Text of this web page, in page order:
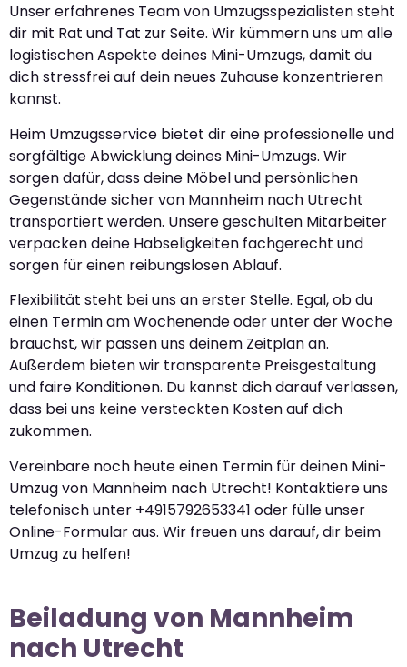
Unser erfahrenes Team von Umzugsspezialisten steht
dir mit Rat und Tat zur Seite. Wir kümmern uns um alle
logistischen Aspekte deines Mini-Umzugs, damit du
dich stressfrei auf dein neues Zuhause konzentrieren
kannst.
Heim Umzugsservice bietet dir eine professionelle und
sorgfältige Abwicklung deines Mini-Umzugs. Wir
sorgen dafür, dass deine Möbel und persönlichen
Gegenstände sicher von Mannheim nach Utrecht
transportiert werden. Unsere geschulten Mitarbeiter
verpacken deine Habseligkeiten fachgerecht und
sorgen für einen reibungslosen Ablauf.
Flexibilität steht bei uns an erster Stelle. Egal, ob du
einen Termin am Wochenende oder unter der Woche
brauchst, wir passen uns deinem Zeitplan an.
Außerdem bieten wir transparente Preisgestaltung
und faire Konditionen. Du kannst dich darauf verlassen,
dass bei uns keine versteckten Kosten auf dich
zukommen.
Vereinbare noch heute einen Termin für deinen Mini-
Umzug von Mannheim nach Utrecht! Kontaktiere uns
telefonisch unter +4915792653341 oder fülle unser
Online-Formular aus. Wir freuen uns darauf, dir beim
Umzug zu helfen!
Beiladung von Mannheim
nach Utrecht